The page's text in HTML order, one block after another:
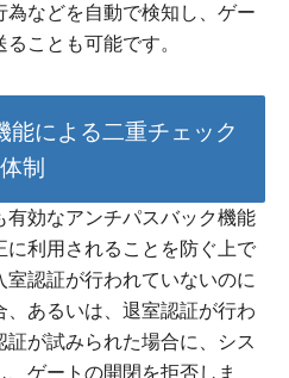
などを自動で検知し、ゲー
ことも可能です。
能による二重チェック
体制
効なアンチパスバック機能
に利用されることを防ぐ上で
認証が行われていないのに
あるいは、退室認証が行わ
が試みられた場合に、シス
ゲートの開閉を拒否しま